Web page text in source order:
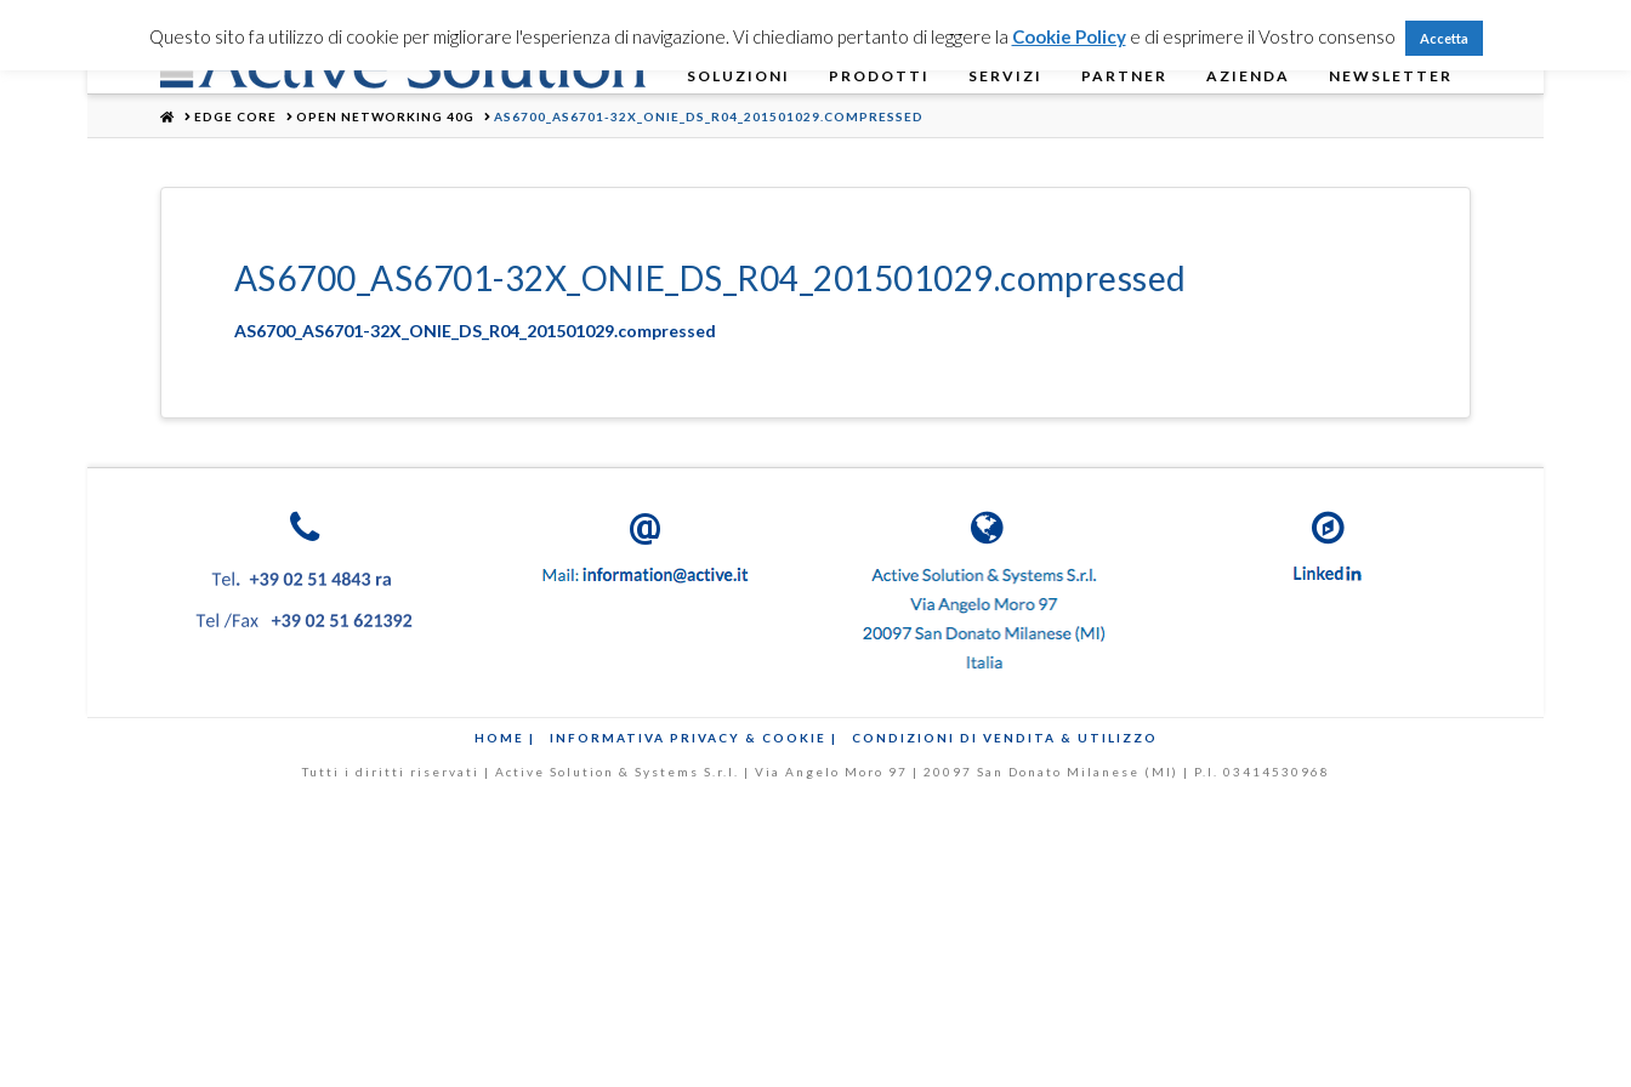
Contattaci
SOLUZIONI PRODOTTI SERVIZI PARTNER AZIENDA NEWSLETTER
HOMEEDGE CORE OPEN NETWORKING 40G AS6700_AS6701-32X_ONIE_DS_R04_201501029.COMPRESSED
AS6700_AS6701-32X_ONIE_DS_R04_201501029.compressed
AS6700_AS6701-32X_ONIE_DS_R04_201501029.compressed
HOME | INFORMATIVA PRIVACY & COOKIE | CONDIZIONI DI VENDITA & UTILIZZO
Tutti i diritti riservati | Active Solution & Systems S.r.l. | Via Angelo Moro 97 | 20097 San Donato Milanese (MI) | P.I. 03414530968
Questo sito fa utilizzo di cookie per migliorare l'esperienza di navigazione. Vi chiediamo pertanto di leggere la Cookie Policye di esprimere il Vostro consenso Accetta